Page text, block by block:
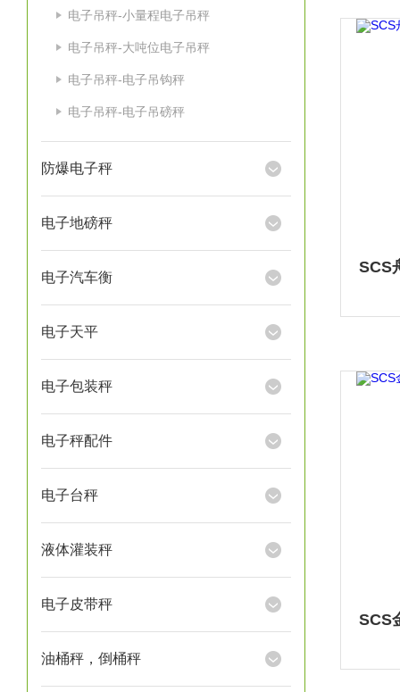
电子吊秤-小量程电子吊秤
电子吊秤-大吨位电子吊秤
电子吊秤-电子吊钩秤
电子吊秤-电子吊磅秤
防爆电子秤
电子地磅秤
电子汽车衡
电子天平
电子包装秤
电子秤配件
电子台秤
液体灌装秤
电子皮带秤
油桶秤，倒桶秤